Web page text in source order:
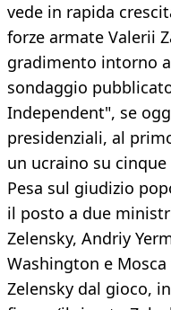
vede in rapida
forze armate Valerii
gradimento intorno
sondaggio
Independent", se
presidenziali, al
un ucraino su
Pesa sul giudizio
il posto a due
Zelensky, Andriy
Washington e
Zelensky dal gioco,